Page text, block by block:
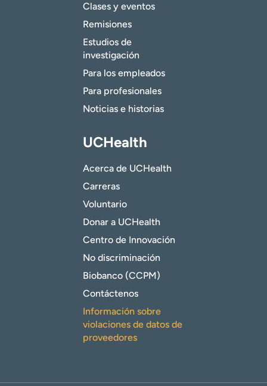
Clases y eventos
Remisiones
Estudios de
investigación
Para los empleados
Para profesionales
Noticias e historias
UCHealth
Acerca de UCHealth
Carreras
Voluntario
Donar a UCHealth
Centro de Innovación
No discriminación
Biobanco (CCPM)
Contáctenos
Información sobre
violaciones de datos de
proveedores